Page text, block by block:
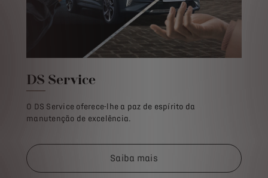
DS Service​
O DS Service oferece-lhe a paz de espírito da
manutenção de excelência.
Saiba mais